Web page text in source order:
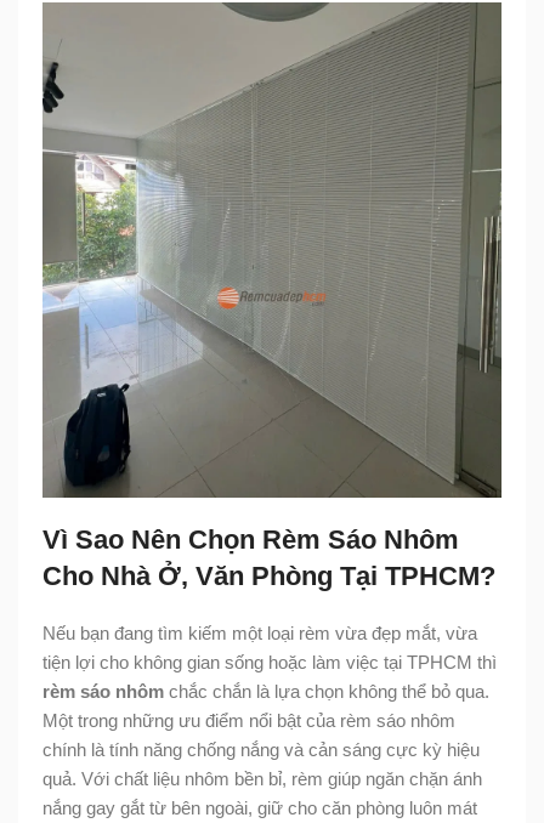
Vì Sao Nên Chọn Rèm Sáo Nhôm
Cho Nhà Ở, Văn Phòng Tại TPHCM?
Nếu bạn đang tìm kiếm một loại rèm vừa đẹp mắt, vừa
tiện lợi cho không gian sống hoặc làm việc tại TPHCM thì
rèm sáo nhôm chắc chắn là lựa chọn không thể bỏ qua.
Một trong những ưu điểm nổi bật của rèm sáo nhôm
chính là tính năng chống nắng và cản sáng cực kỳ hiệu
quả. Với chất liệu nhôm bền bỉ, rèm giúp ngăn chặn ánh
nắng gay gắt từ bên ngoài, giữ cho căn phòng luôn mát